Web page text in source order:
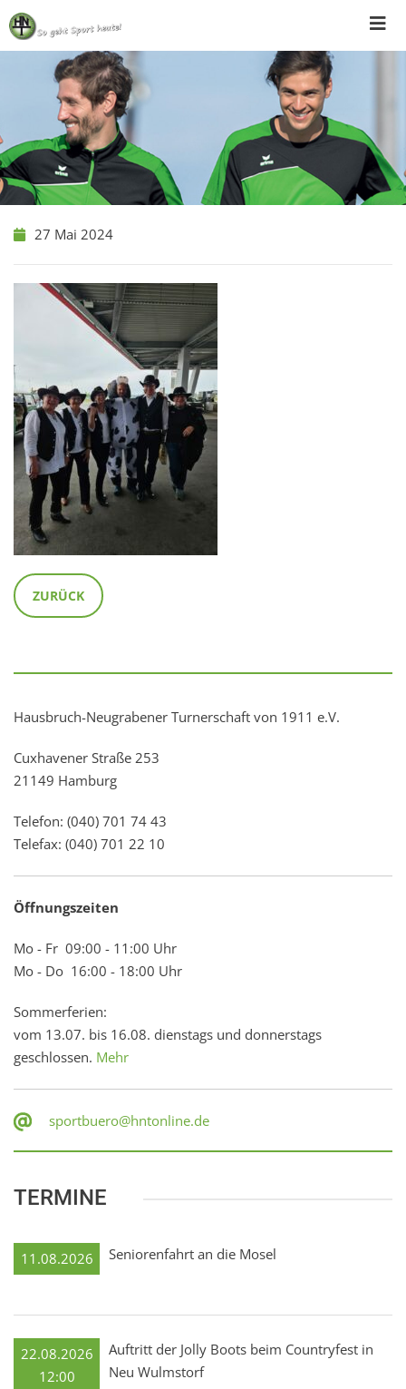
Skip
to
content
27 Mai 2024
ZURÜCK
Hausbruch-Neugrabener Turnerschaft von 1911 e.V.
Cuxhavener Straße 253
21149 Hamburg
Telefon: (040) 701 74 43
Telefax: (040) 701 22 10
Öffnungszeiten
Mo - Fr 09:00 - 11:00 Uhr
Mo - Do 16:00 - 18:00 Uhr
Sommerferien:
vom 13.07. bis 16.08. dienstags und donnerstags
geschlossen. Mehr
sportbuero@hntonline.de
TERMINE
11.08.2026 Seniorenfahrt an die Mosel
22.08.2026
12:00
Auftritt der Jolly Boots beim Countryfest in
Neu Wulmstorf